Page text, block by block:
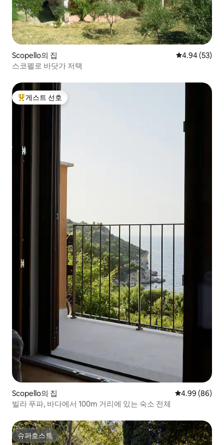
Scopello의 집 평점 4.94점(5
4.94 (53)
스코펠로 바닷가 저택
상위 게스트 선호
게스트 선호
Scopello의 집 평점 4.99점(5
4.99 (86)
빌라 푸파, 바다에서 100m 거리에 있는 숙소 전체
슈퍼호스트
슈퍼호스트